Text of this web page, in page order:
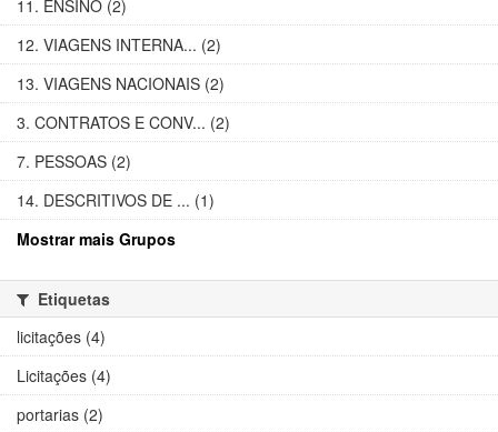
11. ENSINO (2)
12. VIAGENS INTERNA... (2)
13. VIAGENS NACIONAIS (2)
3. CONTRATOS E CONV... (2)
7. PESSOAS (2)
14. DESCRITIVOS DE ... (1)
Mostrar mais Grupos
Etiquetas
licitações (4)
Licitações (4)
portarias (2)